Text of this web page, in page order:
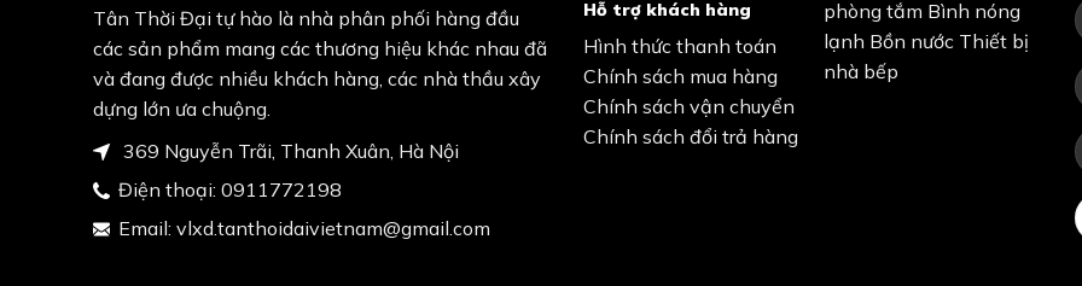
Tân Thời Đại tự hào là nhà phân phối hàng đầu
các sản phẩm mang các thương hiệu khác nhau đã
và đang được nhiều khách hàng, các nhà thầu xây
dựng lớn ưa chuộng.
369 Nguyễn Trãi, Thanh Xuân, Hà Nội
Điện thoại: 0911772198
Email: vlxd.tanthoidaivietnam@gmail.com
Hỗ trợ khách hàng
Hình thức thanh toán
Chính sách mua hàng
Chính sách vận chuyển
Chính sách đổi trả hàng
phòng tắm Bình nóng
lạnh Bồn nước Thiết bị
nhà bếp